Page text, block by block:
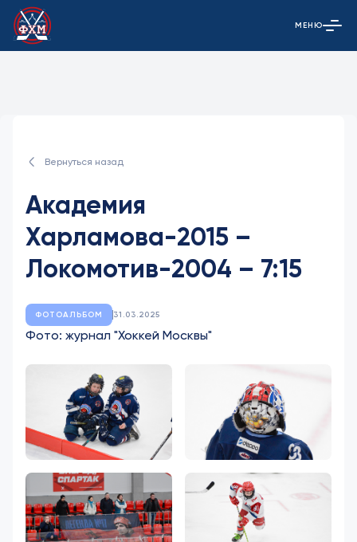
Открыть
МЕНЮ
Вернуться назад
Академия
Харламова-2015 –
Локомотив-2004 – 7:15
ФОТОАЛЬБОМ 31.03.2025
Фото: журнал "Хоккей Москвы"